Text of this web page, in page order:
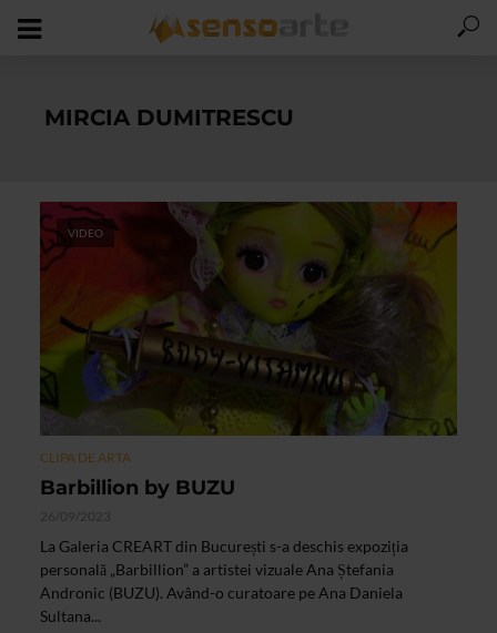
MIRCIA DUMITRESCU
VIDEO
CLIPA DE ARTA
Barbillion by BUZU
26/09/2023
La Galeria CREART din București s-a deschis expoziția
personală „Barbillion” a artistei vizuale Ana Ștefania
Andronic (BUZU). Având-o curatoare pe Ana Daniela
Sultana...